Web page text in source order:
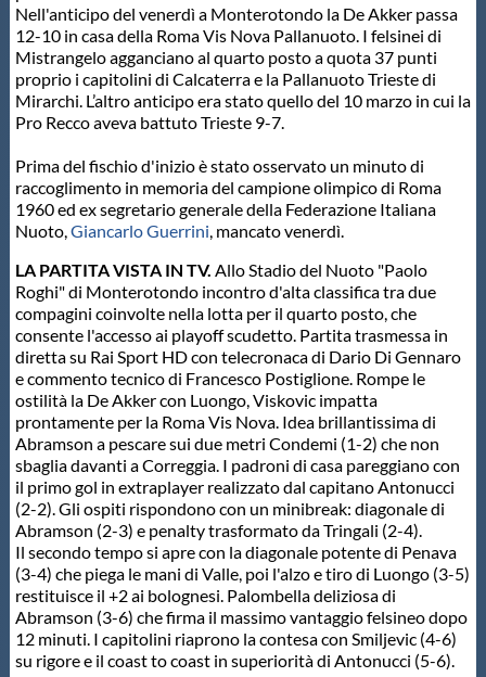
Mappa del sito
Nell'anticipo del venerdì a Monterotondo la De Akker passa
12-10 in casa della Roma Vis Nova Pallanuoto. I felsinei di
Mistrangelo agganciano al quarto posto a quota 37 punti
proprio i capitolini di Calcaterra e la Pallanuoto Trieste di
Mirarchi. L’altro anticipo era stato quello del 10 marzo in cui la
Pro Recco aveva battuto Trieste 9-7.
Prima del fischio d'inizio è stato osservato un minuto di
raccoglimento in memoria del campione olimpico di Roma
1960 ed ex segretario generale della Federazione Italiana
Nuoto,Giancarlo Guerrini, mancato venerdì.
LA PARTITA VISTA IN TV. Allo Stadio del Nuoto "Paolo
Roghi" di Monterotondo incontro d'alta classifica tra due
compagini coinvolte nella lotta per il quarto posto, che
consente l'accesso ai playoff scudetto. Partita trasmessa in
diretta su Rai Sport HD con telecronaca di Dario Di Gennaro
e commento tecnico di Francesco Postiglione. Rompe le
ostilità la De Akker con Luongo, Viskovic impatta
prontamente per la Roma Vis Nova. Idea brillantissima di
Abramson a pescare sui due metri Condemi (1-2) che non
sbaglia davanti a Correggia. I padroni di casa pareggiano con
il primo gol in extraplayer realizzato dal capitano Antonucci
(2-2). Gli ospiti rispondono con un minibreak: diagonale di
Abramson (2-3) e penalty trasformato da Tringali (2-4).
Il secondo tempo si apre con la diagonale potente di Penava
(3-4) che piega le mani di Valle, poi l'alzo e tiro di Luongo (3-5)
restituisce il +2 ai bolognesi. Palombella deliziosa di
Abramson (3-6) che firma il massimo vantaggio felsineo dopo
12 minuti. I capitolini riaprono la contesa con Smiljevic (4-6)
su rigore e il coast to coast in superiorità di Antonucci (5-6).